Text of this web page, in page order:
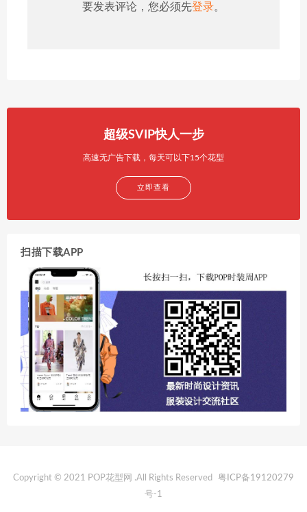
要发表评论，您必须先登录。
超级SVIP快人一步
高速无广告下载，每天可以下15个花型
立即查看
扫描下载APP
Copyright © 2021 POP花型网 .All Rights Reserved
粤ICP备19120279
号-1